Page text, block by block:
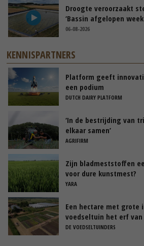
Droogte veroorzaakt
‘Bassin afgelopen
06-08-2026
KENNISPARTNERS
Platform geeft
een podium
DUTCH DAIRY PLATFORM
‘In de bestrijding van
elkaar samen’
AGRIFIRM
Zijn bladmeststoffen
voor dure kunstmest?
YARA
Een hectare met grote
voedseltuin het erf
DE VOEDSELTUINDERS